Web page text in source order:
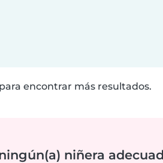
encontrar más resultados.
niñera